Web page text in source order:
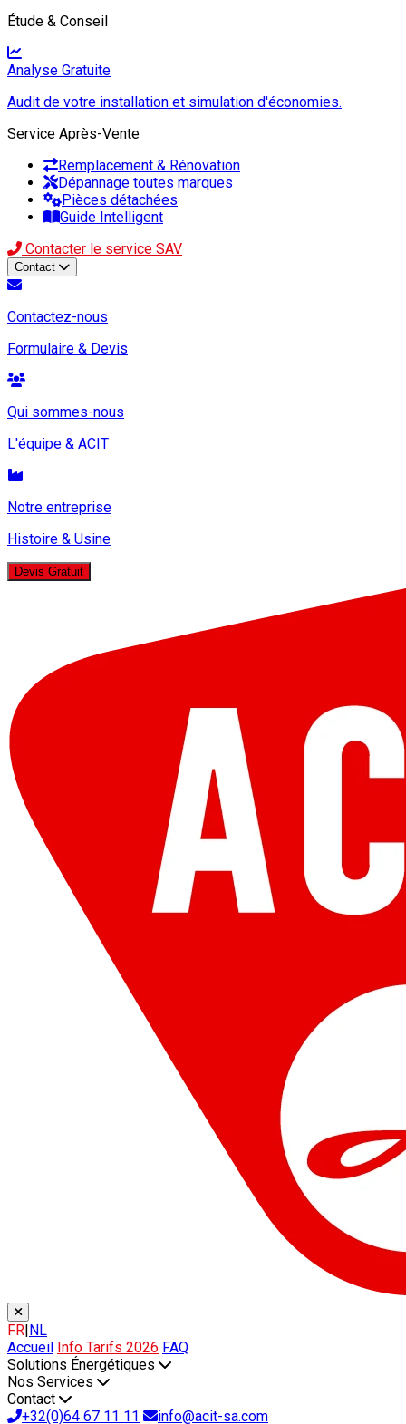
Étude & Conseil
Analyse Gratuite
Audit de votre installation et simulation d'économies.
Service Après-Vente
Remplacement & Rénovation
Dépannage toutes marques
Pièces détachées
Guide Intelligent
Contacter le service SAV
Contact
Contactez-nous
Formulaire & Devis
Qui sommes-nous
L'équipe & ACIT
Notre entreprise
Histoire & Usine
Devis Gratuit
FR NL
Accueil
Info Tarifs 2026 FAQ
Solutions Énergétiques
Nos Services
Contact
+32(0)64 67 11 11
info@acit-sa.com